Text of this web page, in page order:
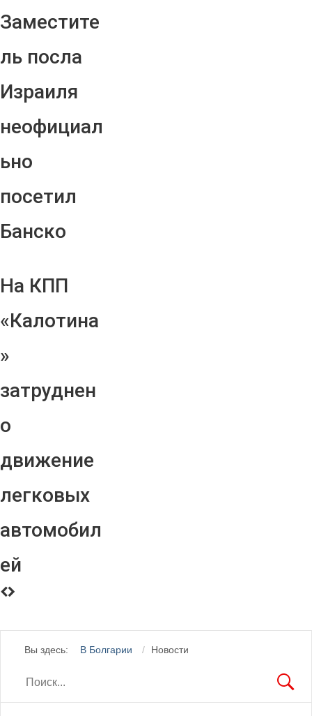
Заместите
ль посла
Израиля
неофициал
ьно
посетил
Банско
На КПП
«Калотина
»
затруднен
о
движение
легковых
автомобил
ей
Вы здесь: В Болгарии Новости